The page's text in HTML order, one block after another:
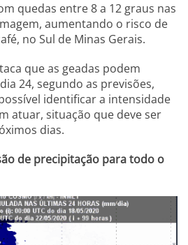
quedas entre 8 a 12 graus nas
aumentando o risco de
no Sul de Minas Gerais.
que as geadas podem
24, segundo as previsões,
identificar a intensidade
atuar, situação que deve ser
dias.
de precipitação para todo o